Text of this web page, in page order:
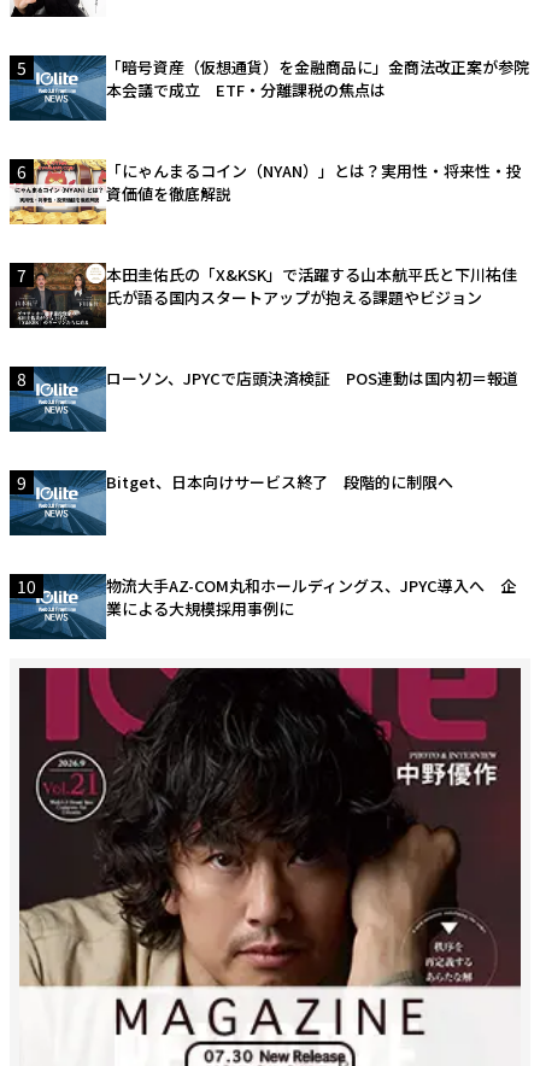
5
「暗号資産（仮想通貨）を金融商品に」金商法改正案が参院
本会議で成立 ETF・分離課税の焦点は
6
「にゃんまるコイン（NYAN）」とは？実用性・将来性・投
資価値を徹底解説
7
本田圭佑氏の「X&KSK」で活躍する山本航平氏と下川祐佳
氏が語る国内スタートアップが抱える課題やビジョン
8 ローソン、JPYCで店頭決済検証 POS連動は国内初＝報道
9 Bitget、日本向けサービス終了 段階的に制限へ
10
物流大手AZ-COM丸和ホールディングス、JPYC導入へ 企
業による大規模採用事例に